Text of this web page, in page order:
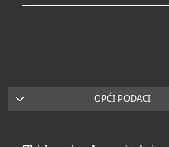
OPĆI PODACI